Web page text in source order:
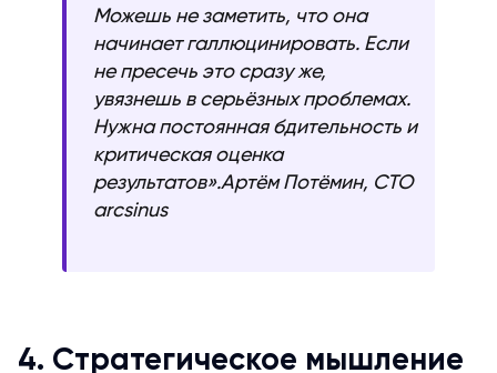
Можешь не заметить, что она
начинает галлюцинировать. Если
не пресечь это сразу же,
увязнешь в серьёзных проблемах.
Нужна постоянная бдительность и
критическая оценка
результатов».Артём Потёмин, CTO
arcsinus
4. Стратегическое мышление